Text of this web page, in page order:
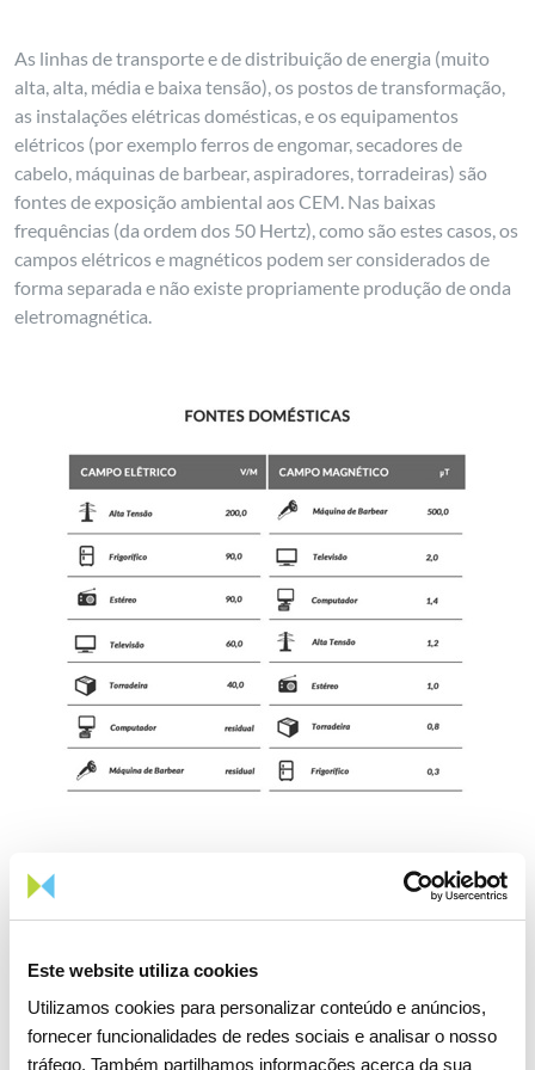
Este website utiliza cookies
Utilizamos cookies para personalizar conteúdo e anúncios,
fornecer funcionalidades de redes sociais e analisar o nosso
tráfego. Também partilhamos informações acerca da sua
As linhas de transporte e de distribuição de energia (muito
alta, alta, média e baixa tensão), os postos de transformação,
as instalações elétricas domésticas, e os equipamentos
elétricos (por exemplo ferros de engomar, secadores de
cabelo, máquinas de barbear, aspiradores, torradeiras) são
fontes de exposição ambiental aos CEM. Nas baixas
frequências (da ordem dos 50 Hertz), como são estes casos, os
campos elétricos e magnéticos podem ser considerados de
forma separada e não existe propriamente produção de onda
eletromagnética.
particularmente as hiperfrequências têm dois tipos de
aplicações - são fontes de calor e funcionam como portadores
de informação. A Organização Mundial de Saúde (OMS)
diferencia as fontes de radiofrequências de alta e baixa